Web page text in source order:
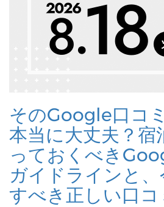
そのGoogle口コ
本当に大丈夫？宿
っておくべき
ガイドラインと
すべき正しい口